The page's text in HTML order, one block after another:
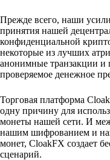
Прежде всего, наши
принятия нашей
конфиденциальной
некоторые из лучших
анонимные транзакции и
проверяемое денежное
Торговая платформа
одну причину для
монеты нашей сети. И
нашим шифрованием и
монет, CloakFX создает
сценарий.